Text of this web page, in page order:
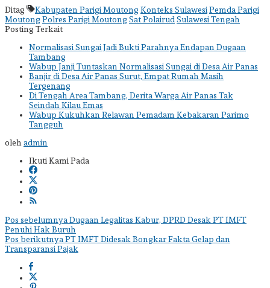
Ditag Kabupaten Parigi Moutong Konteks Sulawesi Pemda Parigi
Moutong Polres Parigi Moutong Sat PolairudSulawesi Tengah
Posting Terkait
Normalisasi Sungai Jadi Bukti Parahnya Endapan Dugaan
Tambang
Wabup Janji Tuntaskan Normalisasi Sungai di Desa Air Panas
Banjir di Desa Air Panas Surut, Empat Rumah Masih
Tergenang
Di Tengah Area Tambang, Derita Warga Air Panas Tak
Seindah Kilau Emas
Wabup Kukuhkan Relawan Pemadam Kebakaran Parimo
Tangguh
oleh admin
Ikuti Kami Pada
Navigasi
pos
Pos sebelumnyaDugaan Legalitas Kabur, DPRD Desak PT IMFT
Penuhi Hak Buruh
Pos berikutnyaPT IMFT Didesak Bongkar Fakta Gelap dan
Transparansi Pajak